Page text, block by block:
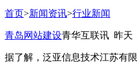
首页>新闻资讯>行业新闻
青岛网站建设青华互联讯 昨天
据了解，泛亚信息技术江苏有